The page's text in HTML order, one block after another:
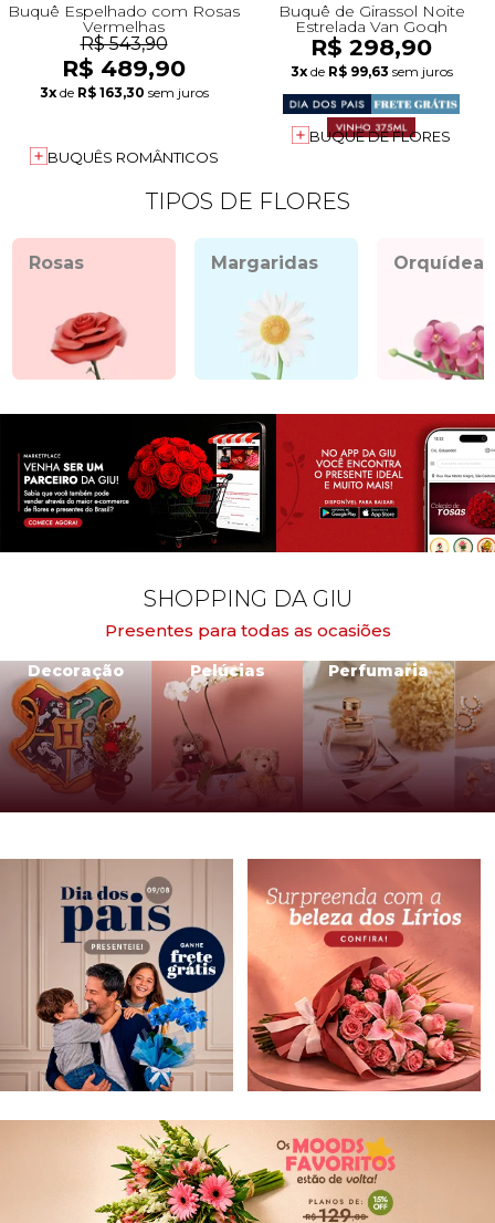
Buquê Espelhado com Rosas
Vermelhas
R$ 543,90
R$ 489,90
3x de R$ 163,30 sem juros
BUQUÊS ROMÂNTICOS
Buquê de Girassol Noite
Estrelada Van Gogh
R$ 298,90
3x de R$ 99,63 sem juros
BUQUÊ DE FLORES
TIPOS DE FLORES
Rosas Margaridas Orquídeas
SHOPPING DA GIU
Presentes para todas as ocasiões
Decoração Pelúcias Perfumaria